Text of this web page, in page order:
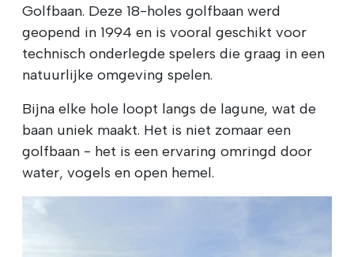
Golfbaan. Deze 18-holes golfbaan werd
geopend in 1994 en is vooral geschikt voor
technisch onderlegde spelers die graag in een
natuurlijke omgeving spelen.
Bijna elke hole loopt langs de lagune, wat de
baan uniek maakt. Het is niet zomaar een
golfbaan - het is een ervaring omringd door
water, vogels en open hemel.